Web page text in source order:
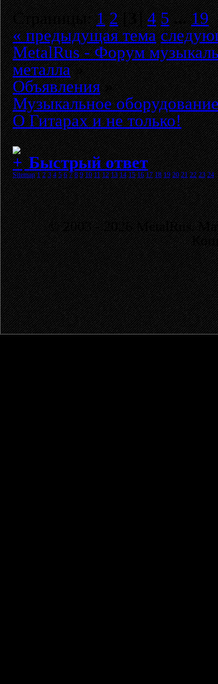
Страницы:1 2[3]4 5 ...19
« предыдущая тема
MetalRus - Форум
металла»
Объявления»
Музыкальное
О Гитарах и не только!
Быстрый ответ
Sitemap 1 2 3 4 5 6 7 8 9 10 11 12 13 14 15 16 17 18 19 20 21 22 23 24
© 2003 - 2026 MetalRus.